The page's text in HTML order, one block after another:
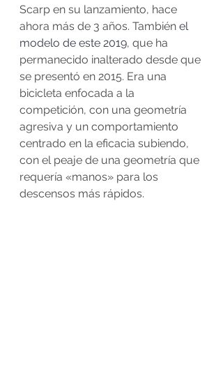
Scarp en su lanzamiento, hace
ahora más de 3 años. También el
modelo de este 2019, que ha
permanecido inalterado desde que
se presentó en 2015. Era una
bicicleta enfocada a la
competición, con una geometría
agresiva y un comportamiento
centrado en la eficacia subiendo,
con el peaje de una geometría que
requería «manos» para los
descensos más rápidos.